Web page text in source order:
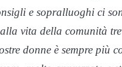
e sopralluoghi ci
vita della comunità
donne è sempre più